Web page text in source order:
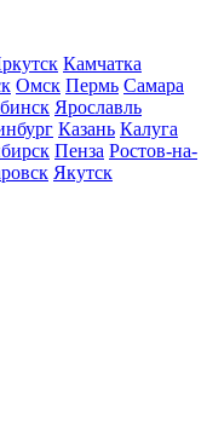
Камчатка
Омск Пермь Самара
Ярославль
Казань Калуга
Пенза Ростов-на-
Якутск